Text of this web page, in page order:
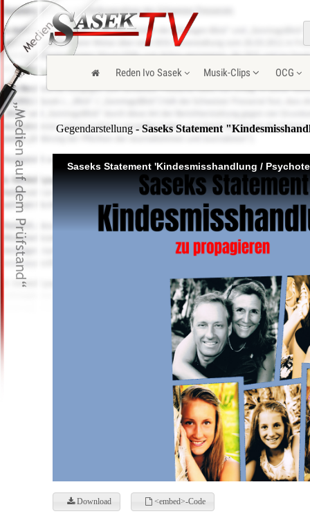
Reden Ivo Sasek Musik-Clips OCG
Gegendarstellung - Saseks Statement
Saseks Statement 'Kindesmisshandlung /
Download <embed>-Code